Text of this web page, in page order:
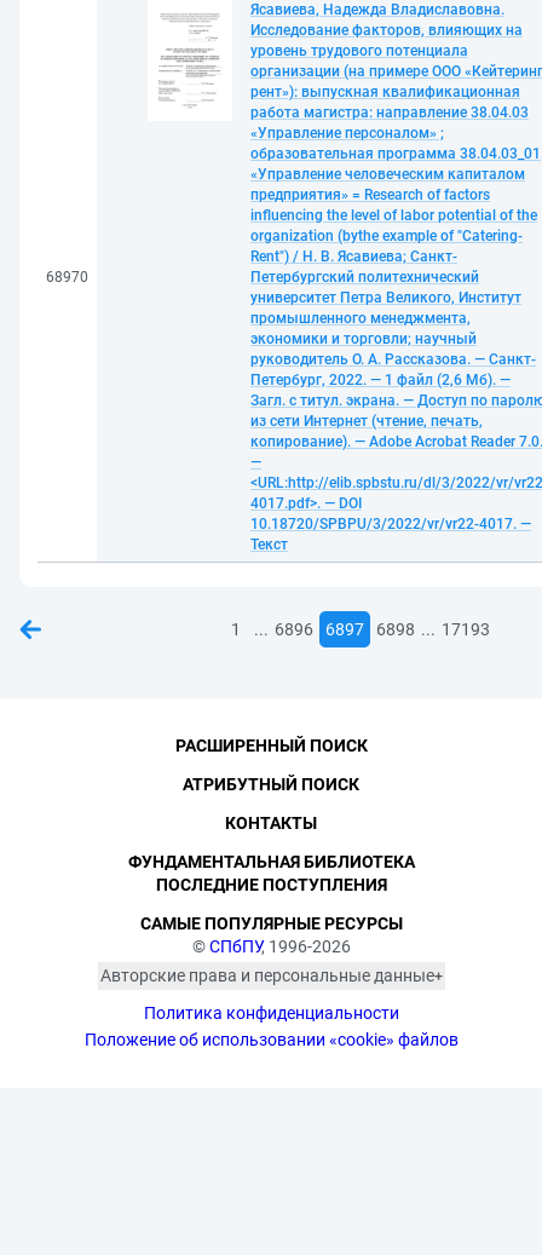
68970
Ясавиева, Надежда Владиславовна.
Исследование факторов, влияющих на
уровень трудового потенциала
организации (на примере ООО
рент»): выпускная квалификационная
работа магистра: направление 38.04.03
«Управление персоналом» ;
образовательная программа 38.04.03_01
«Управление человеческим капиталом
предприятия» = Research of factors
influencing the level of labor potential of the
organization (bythe example of "Catering-
Rent") / Н. В. Ясавиева; Санкт-
Петербургский политехнический
университет Петра Великого, Институт
промышленного менеджмента,
экономики и торговли; научный
руководитель О. А. Рассказова. — Санкт-
Петербург, 2022. — 1 файл (2,6 Мб). —
Загл. с титул. экрана. — Доступ по
из сети Интернет (чтение, печать,
копирование). — Adobe Acrobat Reader 7.0.
—
<URL:http://elib.spbstu.ru/dl/3/2022/vr/
4017.pdf>. — DOI
10.18720/SPBPU/3/2022/vr/vr22-4017. —
Текст
1 ... 6896 6897 6898 ... 17193
©СПбПУ, 1996-2026
Авторские права и персональные данные
изображённых лиц в соответствии
с требованиями законодательства
Политика конфиденциальности
Положение об использовании «cookie» файлов
РАСШИРЕННЫЙ ПОИСК
АТРИБУТНЫЙ ПОИСК
КОНТАКТЫ
ФУНДАМЕНТАЛЬНАЯ БИБЛИОТЕКА
ПОСЛЕДНИЕ ПОСТУПЛЕНИЯ
САМЫЕ ПОПУЛЯРНЫЕ РЕСУРСЫ